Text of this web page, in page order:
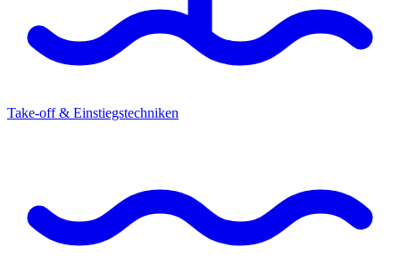
Take-off & Einstiegstechniken